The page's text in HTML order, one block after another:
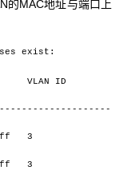
的MAC地址与端口上
exist:
ID
3
3